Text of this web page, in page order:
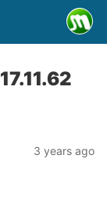
3 years ago